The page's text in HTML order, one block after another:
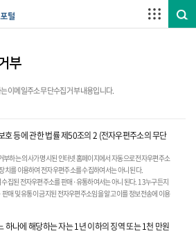
부
이메일주소 무단수집 거부 내용입니다.
호 등에 관한 법률 제50조의 2 (전자우편주소의 무단
하는 의사가 명시된 인터넷 홈페이지에서 자동으로 전자우편주소
치를 이용하여 전자우편주소를 수집하여서는 아니 된다.
집된 전자우편주소를 판매·유통하여서는 아니 된다. 1 3 누구든지
매 및 유통이 금지된 전자우편주소임을 알고 이를 정보전송에 이용
하나에 해당하는 자는 1년 이하의 징역 또는 1천 만원